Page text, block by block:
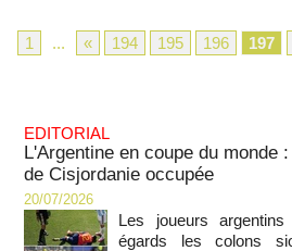
1 ... « 194 195 196 197
EDITORIAL
L'Argentine en coupe du monde
de Cisjordanie occupée
20/07/2026
Les joueurs
égards les colons